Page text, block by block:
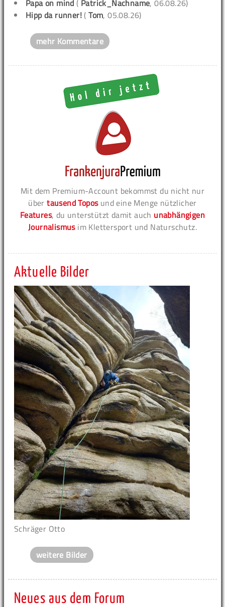
Papa on mind ( Patrick_Nachname, 06.08.26)
Hipp da runner! (Tom, 05.08.26)
mehr Kommentare
Mit dem Premium-Account bekommst du nicht nur
übertausend Toposund eine Menge nützlicher
Features, du unterstützt damit auch unabhängigen
Journalismusim Klettersport und Naturschutz.
Aktuelle Bilder
Schräger Otto
weitere Bilder
Neues aus dem Forum